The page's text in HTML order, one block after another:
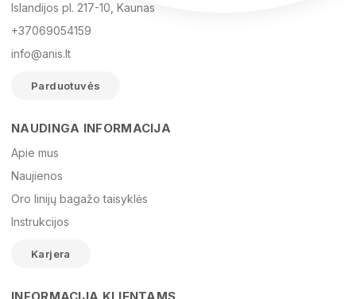
El. paštas
Žinutė
Islandijos pl. 217-10, Kaunas
+37069054159
info@anis.lt
Parduotuvės
NAUDINGA INFORMACIJA
Apie mus
Naujienos
Oro linijų bagažo taisyklės
Instrukcijos
Karjera